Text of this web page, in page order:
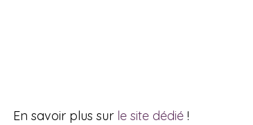
En savoir plus sur le site dédié !